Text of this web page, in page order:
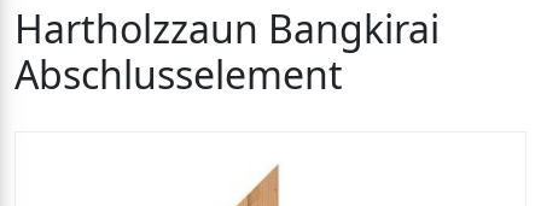
Hartholzzaun Bangkirai
Abschlusselement